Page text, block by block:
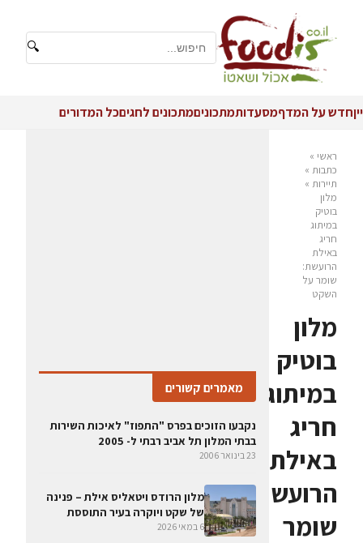
🔍
ייןחדש על המדףמסעדותמתכוניםמתכונים לחגיםכל המדורים
ראשי »
כתבות »
תיירות »
מלון
בוטיק
במיתוג
חריג
באילת
הרועשת:
שומר על
השקט
מלון
בוטיק
במיתוג
חריג
באילת
הרועשת:
שומר
מאמרים קשורים
נקבעו הזוכים בפרס "התפוז" לאיכות השירות
בבתי המלון תל אביב רבתי ל- 2005
23 בינואר 2006
מלון הרודס ויטאליס אילת – פנינה
של שקט ויוקרה בעיר התוססת
6 במאי 2026